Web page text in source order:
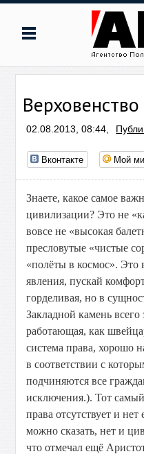
02.08.2013, 08:44,
Вконтакте Мой
Знаете, какое самое
цивилизации? Это не
вовсе не «высокая
пресловутые «чистые
«полёты в космос». Это
явления, пускай
горделивая, но в
Закладной камень всего
работающая, как
система права, хорошо
в соответствии с
подчиняются все
исключения.). Тот самый
права отсутствует и нет
можно сказать, нет и
что отмечал ещё